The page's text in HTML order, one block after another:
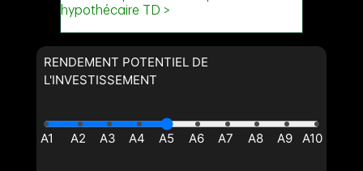
RENDEMENT POTENTIEL DE
L'INVESTISSEMENT